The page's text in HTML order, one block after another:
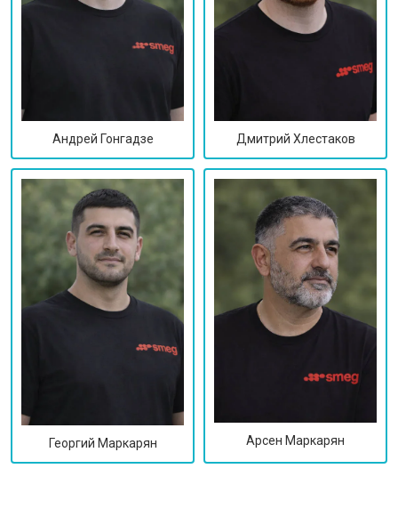
Андрей Гонгадзе Дмитрий Хлестаков
Георгий Маркарян Арсен Маркарян